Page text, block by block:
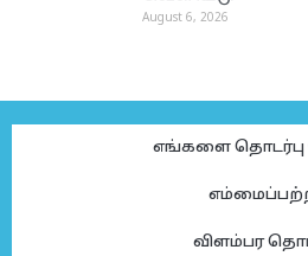
August 6, 2026
எங்களை
விளம்பர